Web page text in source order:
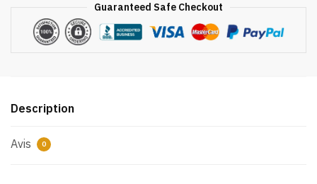
Guaranteed Safe Checkout
Description
Avis 0